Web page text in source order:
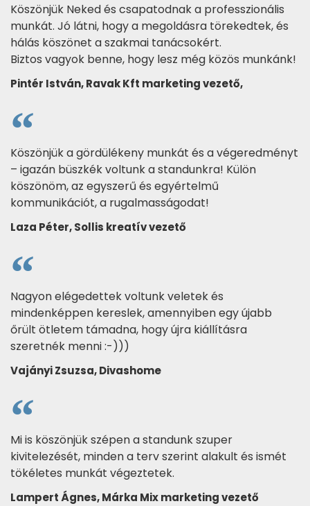
Köszönjük Neked és csapatodnak a professzionális
munkát. Jó látni, hogy a megoldásra törekedtek, és
hálás köszönet a szakmai tanácsokért.
Biztos vagyok benne, hogy lesz még közös munkánk!
Pintér István, Ravak Kft marketing vezető,
Köszönjük a gördülékeny munkát és a végeredményt
– igazán büszkék voltunk a standunkra! Külön
köszönöm, az egyszerű és egyértelmű
kommunikációt, a rugalmasságodat!
Laza Péter, Sollis kreatív vezető
Nagyon elégedettek voltunk veletek és
mindenképpen kereslek, amennyiben egy újabb
őrült ötletem támadna, hogy újra kiállításra
szeretnék menni :-)))
Vajányi Zsuzsa, Divashome
Mi is köszönjük szépen a standunk szuper
kivitelezését, minden a terv szerint alakult és ismét
tökéletes munkát végeztetek.
Lampert Ágnes, Márka Mix marketing vezető